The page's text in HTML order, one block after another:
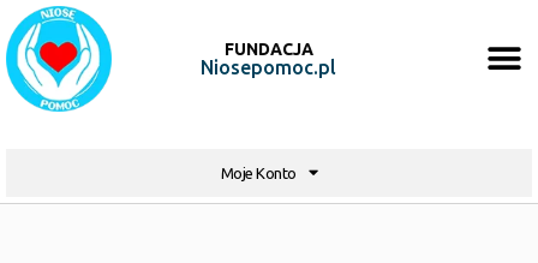
FUNDACJA
Niosepomoc.pl
Moje Konto